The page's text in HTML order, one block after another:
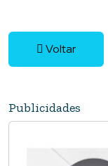
Voltar
Publicidades